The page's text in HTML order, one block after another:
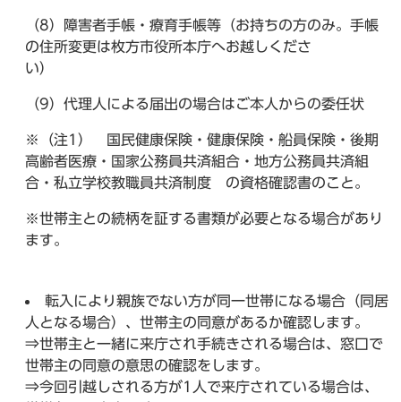
（8）障害者手帳・療育手帳等（お持ちの方のみ。手帳
の住所変更は枚方市役所本庁へお越しくださ
（9）代理人による届出の場合はご本人からの委任状
※（注1） 国民健康保険・健康保険・船員保険・後期
高齢者医療・国家公務員共済組合・地方公務員共済組
合・私立学校教職員共済制度 の資格確認書のこと。
※世帯主との続柄を証する書類が必要となる場合があり
ます。
転入により親族でない方が同一世帯になる場合（同居
人となる場合）、世帯主の同意があるか確認します。
⇒世帯主と一緒に来庁され手続きされる場合は、窓口で
世帯主の同意の意思の確認をします。
⇒今回引越しされる方が1人で来庁されている場合は、